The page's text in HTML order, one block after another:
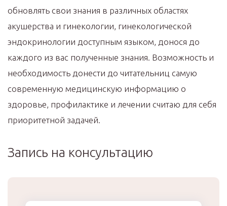
обновлять свои знания в различных областях
акушерства и гинекологии, гинекологической
эндокринологии доступным языком, донося до
каждого из вас полученные знания. Возможность и
необходимость донести до читательниц самую
современную медицинскую информацию о
здоровье, профилактике и лечении считаю для себя
приоритетной задачей.
Запись на консультацию